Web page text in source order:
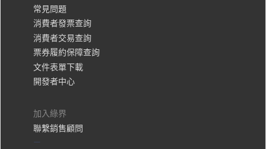
常見問題
消費者發票查詢
消費者交易查詢
票券履約保障查詢
文件表單下載
開發者中心
加入綠界
聯繫銷售顧問
—